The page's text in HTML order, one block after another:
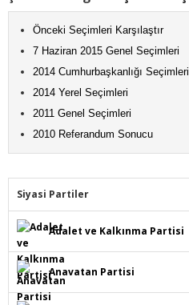
Önceki Seçimleri Karşılaştır
7 Haziran 2015 Genel Seçimleri
2014 Cumhurbaşkanlığı Seçimleri
2014 Yerel Seçimleri
2011 Genel Seçimleri
2010 Referandum Sonucu
Siyasi Partiler
Adalet ve Kalkınma Partisi
Anavatan Partisi